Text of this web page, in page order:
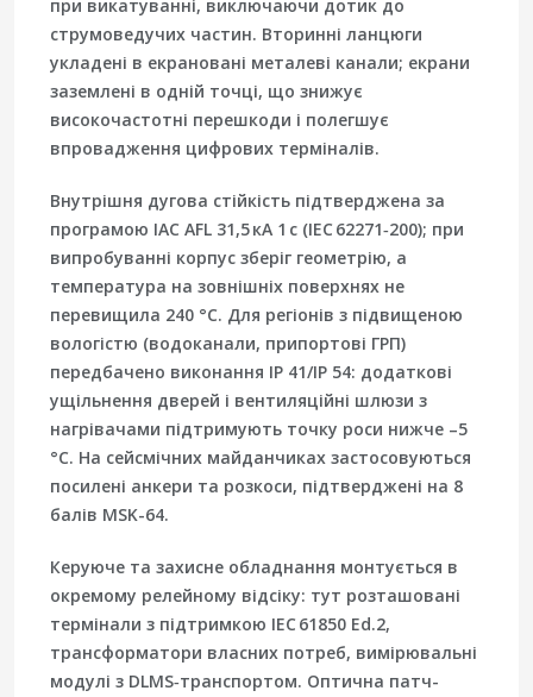
при викатуванні, виключаючи дотик до
струмоведучих частин. Вторинні ланцюги
укладені в екрановані металеві канали; екрани
заземлені в одній точці, що знижує
високочастотні перешкоди і полегшує
впровадження цифрових терміналів.
Внутрішня дугова стійкість підтверджена за
програмою IAC AFL 31,5 кА 1 с (IEC 62271‑200); при
випробуванні корпус зберіг геометрію, а
температура на зовнішніх поверхнях не
перевищила 240 °C. Для регіонів з підвищеною
вологістю (водоканали, припортові ГРП)
передбачено виконання IP 41/IP 54: додаткові
ущільнення дверей і вентиляційні шлюзи з
нагрівачами підтримують точку роси нижче –5
°C. На сейсмічних майданчиках застосовуються
посилені анкери та розкоси, підтверджені на 8
балів MSK-64.
Керуюче та захисне обладнання монтується в
окремому релейному відсіку: тут розташовані
термінали з підтримкою IEC 61850 Ed.2,
трансформатори власних потреб, вимірювальні
модулі з DLMS‑транспортом. Оптична патч-